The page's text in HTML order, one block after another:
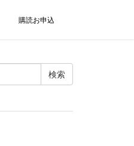
購読お申込